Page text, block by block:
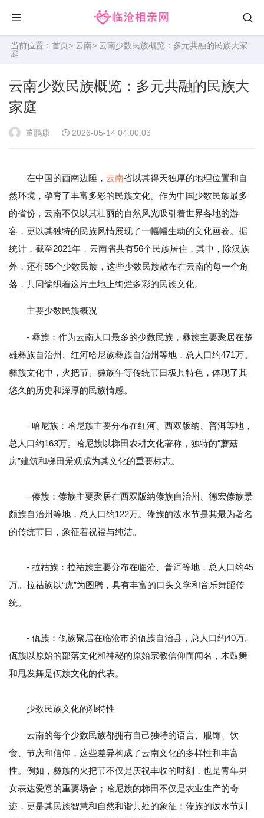
当前位置： 首页> 云南> 云南少数民族概览：多元共融的民族大家
庭
云南少数民族概览：多元共融的民族大
家庭
董鹏康 2026-05-14 04:00:03
在中国的西南边陲， 云南省以其得天独厚的地理位置和自
然环境，孕育了丰富多彩的民族文化。作为中国少数民族最多
的省份，云南不仅以其壮丽的自然风光吸引着世界各地的游
客，更以其独特的民族风情展现了一幅幅生动的文化画卷。据
统计，截至2021年，云南省共有56个民族居住，其中，除汉族
外，还有55个少数民族，这些少数民族散布在云南的每一个角
落，共同编织着这片土地上绚烂多彩的民族文化。
主要少数民族概况
- 彝族：作为云南人口最多的少数民族，彝族主要聚居在楚
雄彝族自治州、红河哈尼族彝族自治州等地，总人口约471万。
彝族文化中，火把节、彝族年等传统节日极具特色，体现了其
悠久的历史和深厚的民族情感。
- 哈尼族：哈尼族主要分布在红河、西双版纳、普洱等地，
总人口约163万。哈尼族以梯田农耕文化著称，独特的“蘑菇
房”建筑和梯田景观成为其文化的重要标志。
- 傣族：傣族主要聚居在西双版纳傣族自治州、德宏傣族景
颇族自治州等地，总人口约122万。傣族的泼水节是其最为著名
的传统节日，象征着祝福与纯洁。
- 拉祜族：拉祜族主要分布在临沧、普洱等地，总人口约45
万。拉祜族以“虎”为图腾，具有丰富的口头文学和音乐舞蹈传
统。
- 佤族：佤族聚居在临沧市的佤族自治县，总人口约40万。
佤族以原始的部落文化和神秘的原始宗教信仰而闻名，木鼓舞
和甩发舞是佤族文化的代表。
少数民族文化的独特性
云南的每个少数民族都拥有自己独特的语言、服饰、饮
食、节庆和信仰，这些差异构成了云南文化的多样性和丰富
性。例如，彝族的火把节不仅是庆祝丰收的时刻，也是青年男
女表达爱意的重要场合；哈尼族的梯田不仅是农业生产的奇
迹，更是其民族智慧和自然和谐共处的象征；傣族的泼水节则